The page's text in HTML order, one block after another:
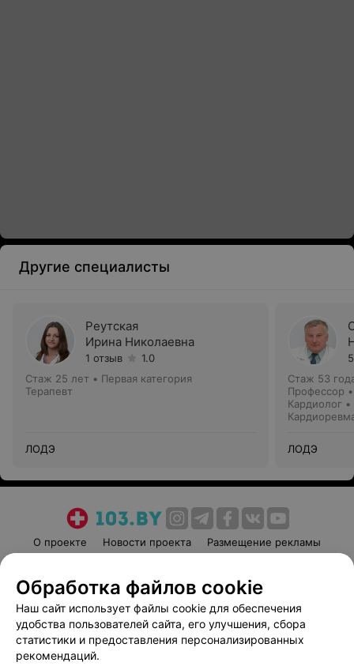
Другие специалисты
Реутская
Ирина Николаевна
1 отзыв
1.0
Стаж 25 лет • Первая категория
Терапевт
ЛОДЭ
Стаж 53
Профессор
Кардиолог
ЛОДЭ
О проекте Новости проекта
Размещение рекламы
Пользовательское соглашение
Способы оплаты
Вакансии
Партнеры
Написать руководителю 103.by
Обработка файлов cookie
Наш сайт использует файлы cookie для обеспечения
удобства пользователей сайта, его улучшения, сбора
статистики и предоставления персонализированных
рекомендаций.